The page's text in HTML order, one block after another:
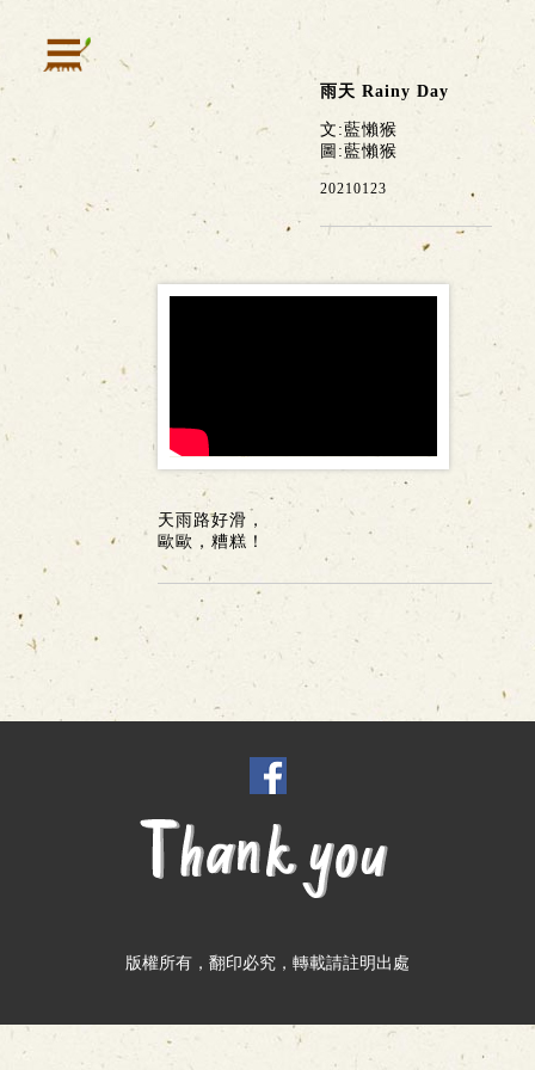
雨天 Rainy Day
文:藍懶猴
圖:藍懶猴
20210123
天雨路好滑，
歐歐，糟糕！
版權所有，翻印必究，轉載請註明出處